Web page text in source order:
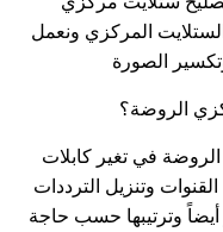
المركزي ونعمل
الصورة
الروضة؟
في تغير كابلات
وتنزيل الترددات
أيضاً وترتيبها حسب حاجة